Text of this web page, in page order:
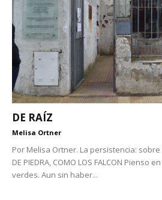
DE RAÍZ
Melisa Ortner
Por Melisa Ortner. La persistencia: sobre
DE PIEDRA, COMO LOS FALCON Pienso
verdes. Aun sin haber...